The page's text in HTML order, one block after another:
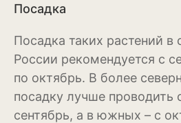
Эустома
Эхинацея
Эшшольция
Зерновые культуры
Посадка
Посадка таких растений в
России рекомендуется с
по октябрь. В более
посадку лучше проводить
сентябрь, а в южных – с